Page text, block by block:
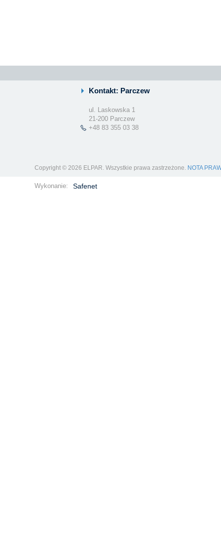
Kontakt: Parczew
ul. Laskowska 1
21-200 Parczew
+48 83 355 03 38
Copyright © 2026 ELPAR. Wszystkie prawa zastrzeżone. NOTA
Wykonanie: Safenet